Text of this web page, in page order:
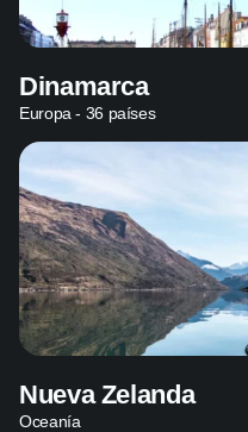
Dinamarca
Europa - 36 países
Nueva Zelanda
Oceanía